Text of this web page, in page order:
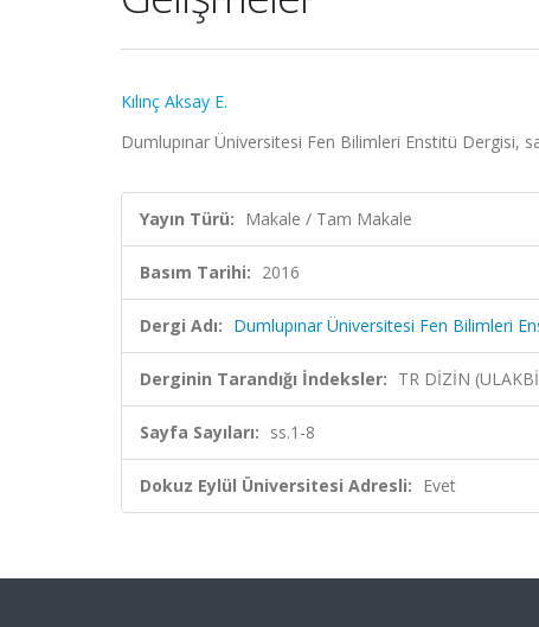
Kılınç Aksay E.
Dumlupınar Üniversitesi Fen Bilimleri Enstitü Dergisi,
Yayın Türü: Makale / Tam Makale
Basım Tarihi: 2016
Dergi Adı: Dumlupınar Üniversitesi Fen Bilimleri
Derginin Tarandığı İndeksler: TR DİZİN
Sayfa Sayıları: ss.1-8
Dokuz Eylül Üniversitesi Adresli: Evet